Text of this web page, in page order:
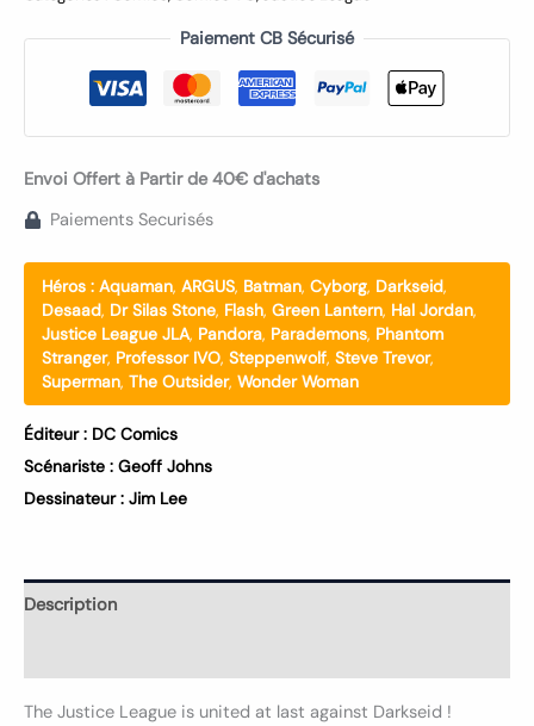
Paiement CB Sécurisé
Envoi Offert à Partir de 40€ d'achats
Paiements Securisés
Héros : Aquaman, ARGUS, Batman, Cyborg, Darkseid,
Desaad, Dr Silas Stone, Flash, Green Lantern, Hal Jordan,
Justice League JLA, Pandora, Parademons, Phantom
Stranger, Professor IVO, Steppenwolf, Steve Trevor,
Superman, The Outsider, Wonder Woman
Éditeur : DC Comics
Scénariste : Geoff Johns
Dessinateur : Jim Lee
Description
The Justice League is united at last against Darkseid !